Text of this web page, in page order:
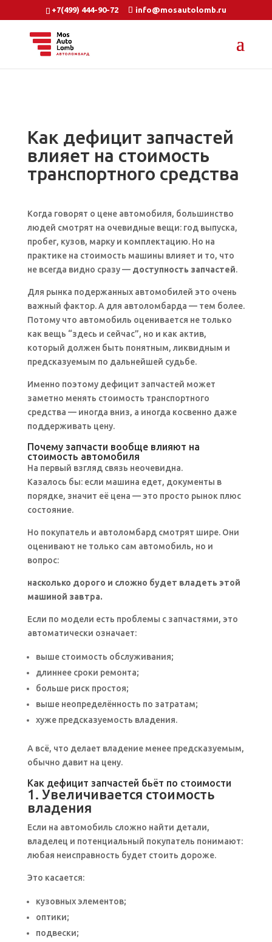
+7(499) 444-90-72 info@mosautolomb.ru
Как дефицит запчастей
влияет на стоимость
транспортного средства
Когда говорят о цене автомобиля, большинство
людей смотрят на очевидные вещи: год выпуска,
пробег, кузов, марку и комплектацию. Но на
практике на стоимость машины влияет и то, что
не всегда видно сразу — доступность запчастей.
Для рынка подержанных автомобилей это очень
важный фактор. А для автоломбарда — тем более.
Потому что автомобиль оценивается не только
как вещь “здесь и сейчас”, но и как актив,
который должен быть понятным, ликвидным и
предсказуемым по дальнейшей судьбе.
Именно поэтому дефицит запчастей может
заметно менять стоимость транспортного
средства — иногда вниз, а иногда косвенно даже
поддерживать цену.
Почему запчасти вообще влияют на
стоимость автомобиля
На первый взгляд связь неочевидна.
Казалось бы: если машина едет, документы в
порядке, значит её цена — это просто рынок плюс
состояние.
Но покупатель и автоломбард смотрят шире. Они
оценивают не только сам автомобиль, но и
вопрос:
насколько дорого и сложно будет владеть этой
машиной завтра.
Если по модели есть проблемы с запчастями, это
автоматически означает:
выше стоимость обслуживания;
длиннее сроки ремонта;
больше риск простоя;
выше неопределённость по затратам;
хуже предсказуемость владения.
А всё, что делает владение менее предсказуемым,
обычно давит на цену.
Как дефицит запчастей бьёт по стоимости
1. Увеличивается стоимость
владения
Если на автомобиль сложно найти детали,
владелец и потенциальный покупатель понимают:
любая неисправность будет стоить дороже.
Это касается:
кузовных элементов;
оптики;
подвески;